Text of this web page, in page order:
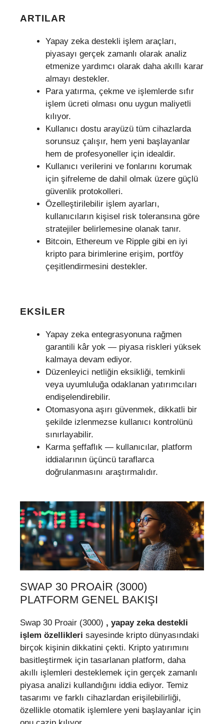
ARTILAR
Yapay zeka destekli işlem araçları,
piyasayı gerçek zamanlı olarak analiz
etmenize yardımcı olarak daha akıllı karar
almayı destekler.
Para yatırma, çekme ve işlemlerde sıfır
işlem ücreti olması onu uygun maliyetli
kılıyor.
Kullanıcı dostu arayüzü tüm cihazlarda
sorunsuz çalışır, hem yeni başlayanlar
hem de profesyoneller için idealdir.
Kullanıcı verilerini ve fonlarını korumak
için şifreleme de dahil olmak üzere güçlü
güvenlik protokolleri.
Özelleştirilebilir işlem ayarları,
kullanıcıların kişisel risk toleransına göre
stratejiler belirlemesine olanak tanır.
Bitcoin, Ethereum ve Ripple gibi en iyi
kripto para birimlerine erişim, portföy
çeşitlendirmesini destekler.
EKSILER
Yapay zeka entegrasyonuna rağmen
garantili kâr yok — piyasa riskleri yüksek
kalmaya devam ediyor.
Düzenleyici netliğin eksikliği, temkinli
veya uyumluluğa odaklanan yatırımcıları
endişelendirebilir.
Otomasyona aşırı güvenmek, dikkatli bir
şekilde izlenmezse kullanıcı kontrolünü
sınırlayabilir.
Karma şeffaflık — kullanıcılar, platform
iddialarının üçüncü taraflarca
doğrulanmasını araştırmalıdır.
SWAP 30 PROAIR (3000)
PLATFORM GENEL BAKIŞI
Swap 30 Proair (3000) , yapay zeka destekli
işlem özellikleri sayesinde kripto dünyasındaki
birçok kişinin dikkatini çekti. Kripto yatırımını
basitleştirmek için tasarlanan platform, daha
akıllı işlemleri desteklemek için gerçek zamanlı
piyasa analizi kullandığını iddia ediyor. Temiz
tasarımı ve farklı cihazlardan erişilebilirliği,
özellikle otomatik işlemlere yeni başlayanlar için